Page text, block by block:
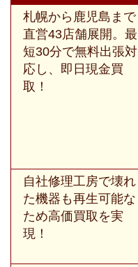
札幌から鹿児島まで
直営43店舗展開。最
短30分で無料出張対
応し、即日現金買
取！
自社修理工房で壊れ
た機器も再生可能な
ため高価買取を実
現！